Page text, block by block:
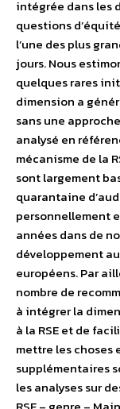
intégrée dans les
questions
l’une des plus
jours. Nous
quelques rares
dimension a
sans une
analysé en
mécanisme de la
sont largement
quarantaine
personnellement
années dans de
développement
européens. Par
nombre de
à intégrer la
à la RSE et de
mettre les choses
supplémentaires
les analyses sur